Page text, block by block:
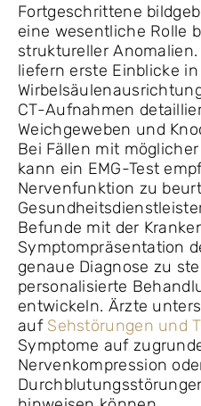
Fortgeschrittene
eine wesentliche Rolle
struktureller
liefern erste Einblicke in
CT-Aufnahmen
Weichgeweben und
Bei Fällen mit
kann ein EMG-Test
Nervenfunktion zu
Befunde mit der
Symptompräsentation
genaue Diagnose zu
personalisierte
entwickeln. Ärzte
auf Sehstörungen und
Symptome auf
Nervenkompression